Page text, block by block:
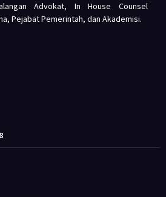
Advokat, In House Counsel
Pejabat Pemerintah, dan Akademisi.